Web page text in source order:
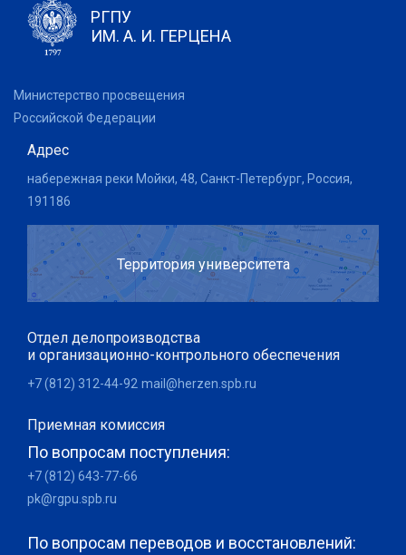
РГПУ
ИМ. А. И. ГЕРЦЕНА
Министерство просвещения
Российской Федерации
Адрес
набережная реки Мойки, 48, Санкт-Петербург, Россия,
191186
Территория университета
Отдел делопроизводства
и организационно-контрольного обеспечения
+7 (812) 312-44-92 mail@herzen.spb.ru
Приемная комиссия
По вопросам поступления:
+7 (812) 643-77-66
pk@rgpu.spb.ru
По вопросам переводов и восстановлений: